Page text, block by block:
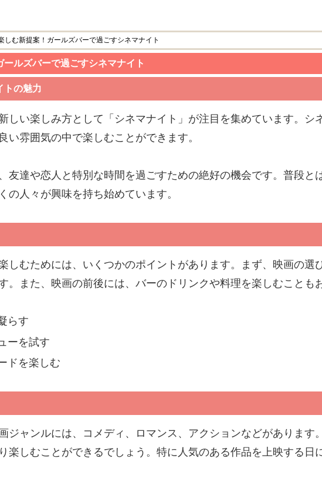
しむ新提案！ガールズバーで過ごすシネマナイト
ルズバーで過ごすシネマナイト
トの魅力
しい楽しみ方として「シネマナイト」が注目を集めています。シ
い雰囲気の中で楽しむことができます。
友達や恋人と特別な時間を過ごすための絶好の機会です。普段と
の人々が興味を持ち始めています。
しむためには、いくつかのポイントがあります。まず、映画の選
。また、映画の前後には、バーのドリンクや料理を楽しむことも
らす
ーを試す
ドを楽しむ
ジャンルには、コメディ、ロマンス、アクションなどがあります
楽しむことができるでしょう。特に人気のある作品を上映する日